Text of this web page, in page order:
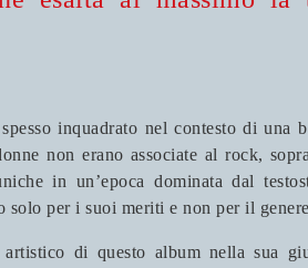
inquadrato nel contesto di una
non erano associate al rock,
in un’epoca dominata dal
solo per i suoi meriti e non per il
di questo album nella sua